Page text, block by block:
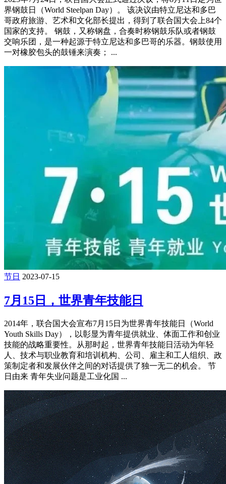
界钢鼓日（World Steelpan Day）。 该决议由特立尼达和多巴
哥政府旅游、艺术和文化部长提出，得到了联合国大会上84个
国家的支持。 钢鼓，又称钢盘，合奏时称钢鼓乐队或者钢鼓
交响乐团，是一种起源于特立尼达和多巴哥的乐器。钢鼓使用
一对橡胶包头的鼓锤来演奏； ...
节日 2023-07-15
7月15日，世界青年技能日
2014年，联合国大会宣布7月15日为世界青年技能日（World
Youth Skills Day），以彰显为青年提供就业、体面工作和创业
技能的战略重要性。从那时起，世界青年技能日活动为年轻
人、技术与职业教育和培训机构、公司、雇主和工人组织、政
策制定者和发展伙伴之间的对话提供了独一无二的机会。 节
日由来 青年失业问题是工业化国 ...